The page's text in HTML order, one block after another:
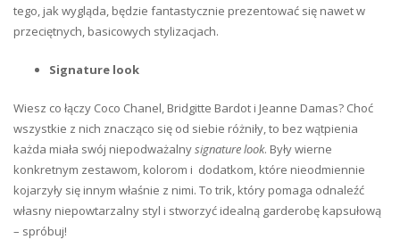
tego, jak wygląda, będzie fantastycznie prezentować się nawet w
przeciętnych, basicowych stylizacjach.
Signature look
Wiesz co łączy Coco Chanel, Bridgitte Bardot i Jeanne Damas? Choć
wszystkie z nich znacząco się od siebie różniły, to bez wątpienia
każda miała swój niepodważalnysignature look. Były wierne
konkretnym zestawom, kolorom i dodatkom, które nieodmiennie
kojarzyły się innym właśnie z nimi. To trik, który pomaga odnaleźć
własny niepowtarzalny styl i stworzyć idealną garderobę kapsułową
– spróbuj!